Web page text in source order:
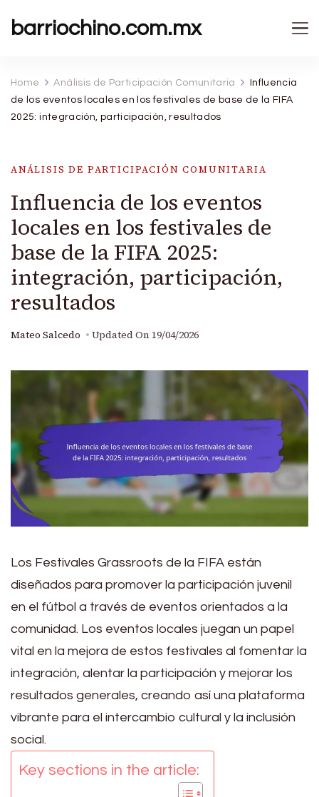
barriochino.com.mx
Home Análisis de Participación Comunitaria
Influencia
de los eventos locales en los festivales de base de la FIFA
2025: integración, participación, resultados
ANÁLISIS DE PARTICIPACIÓN COMUNITARIA
Influencia de los eventos
locales en los festivales de
base de la FIFA 2025:
integración, participación,
resultados
Mateo Salcedo Updated On 19/04/2026
Los Festivales Grassroots de la FIFA están
diseñados para promover la participación juvenil
en el fútbol a través de eventos orientados a la
comunidad. Los eventos locales juegan un papel
vital en la mejora de estos festivales al fomentar la
integración, alentar la participación y mejorar los
resultados generales, creando así una plataforma
vibrante para el intercambio cultural y la inclusión
social.
Key sections in the article: